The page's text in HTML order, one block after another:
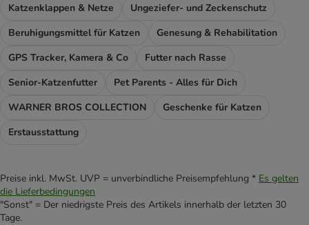
Katzenklappen & Netze
Ungeziefer- und Zeckenschutz
Beruhigungsmittel für Katzen
Genesung & Rehabilitation
GPS Tracker, Kamera & Co
Futter nach Rasse
Senior-Katzenfutter
Pet Parents - Alles für Dich
WARNER BROS COLLECTION
Geschenke für Katzen
Erstausstattung
Preise inkl. MwSt. UVP = unverbindliche Preisempfehlung * Es gelten
die Lieferbedingungen
"Sonst" = Der niedrigste Preis des Artikels innerhalb der letzten 30
Tage.